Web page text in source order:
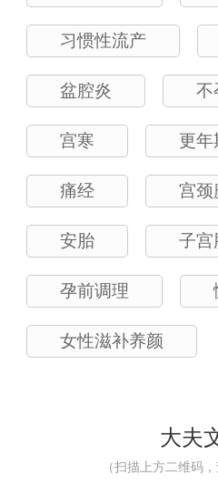
习惯性流产
盆腔炎 不
宫寒 更年
痛经 宫颈
安胎 子宫
孕前调理
女性滋补养颜
大夫
（扫描上方二维码